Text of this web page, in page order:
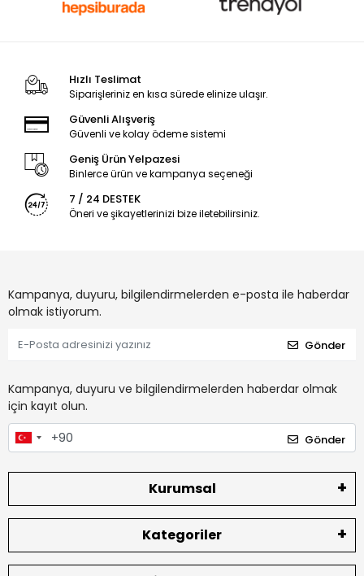
Hızlı Teslimat
Siparişleriniz en kısa sürede elinize ulaşır.
Güvenli Alışveriş
Güvenli ve kolay ödeme sistemi
Geniş Ürün Yelpazesi
Binlerce ürün ve kampanya seçeneği
7 / 24 DESTEK
Öneri ve şikayetlerinizi bize iletebilirsiniz.
Kampanya, duyuru, bilgilendirmelerden e-posta ile haberdar
olmak istiyorum.
Gönder
Kampanya, duyuru ve bilgilendirmelerden haberdar olmak
için kayıt olun.
Gönder
Kurumsal
Kategoriler